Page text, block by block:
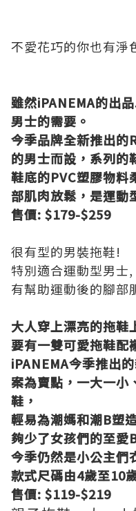
不愛花巧的你也有淨
雖然iPANEMA的出
男士的需要。
今季品牌全新推出
的男士而設，系列的
鞋底的PVC塑膠物料
部肌肉放鬆，是運動
售價: $179-$259
很有型的男裝拖鞋!
特別適合運動型男士,
有幫助運動後的腳部
大人穿上漂亮的拖鞋
要有一雙可愛拖鞋配
iPANEMA今季推出
案為賣點，一大一小
鞋，
輕易為潮媽和潮B塑
夠少了女孩們的至愛
今季仍然是小公主們
款式尺碼由4歲至10
售價: $119-$219